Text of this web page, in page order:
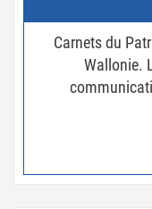
Carnets du
Wallonie.